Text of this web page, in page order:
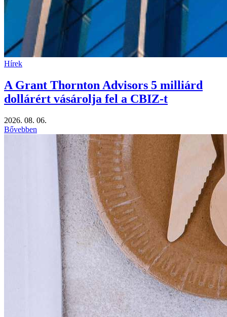
Hírek
A Grant Thornton Advisors 5 milliárd
dollárért vásárolja fel a CBIZ-t
2026. 08. 06.
Bővebben